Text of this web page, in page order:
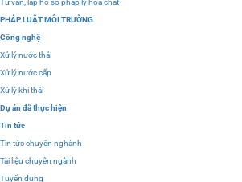
Tư vấn, lập hồ sơ pháp lý hóa chất
PHÁP LUẬT MÔI TRƯỜNG
Công nghệ
Xử lý nước thải
Xử lý nước cấp
Xử lý khí thải
Dự án đã thực hiện
Tin tức
Tin tức chuyên nghành
Tài liệu chuyên ngành
Tuyển dụng